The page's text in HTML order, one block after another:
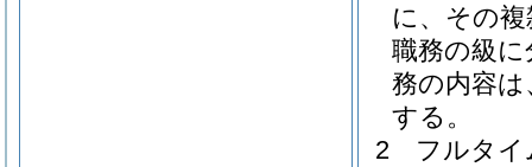
に、その
職務の級
務の内容は
する。
2
フルタイ